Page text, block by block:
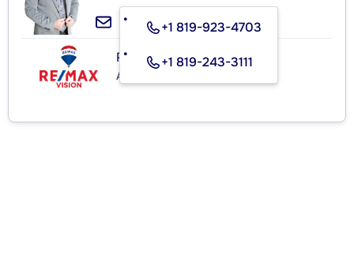
+1 819-923-4703
+1 819-243-3111
RE/MAX VISION
Agence immobilière